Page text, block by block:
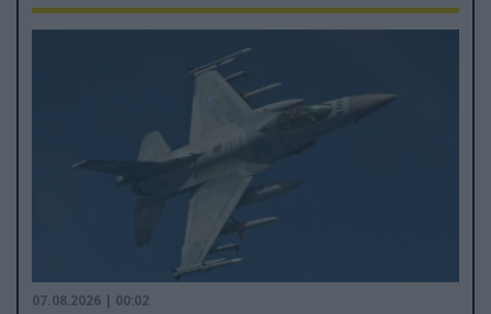
07.08.2026 | 00:02